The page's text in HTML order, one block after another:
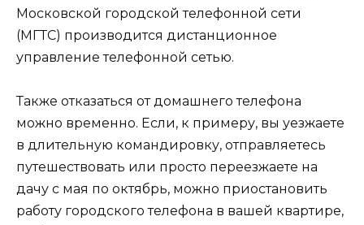
Московской городской телефонной сети
(МГТС) производится дистанционное
управление телефонной сетью.
Также отказаться от домашнего телефона
можно временно. Если, к примеру, вы уезжаете
в длительную командировку, отправляетесь
путешествовать или просто переезжаете на
дачу с мая по октябрь, можно приостановить
работу городского телефона в вашей квартире,